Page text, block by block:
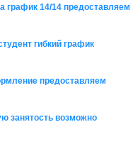
график 14/14 предоставляем
гибкий график
предоставляем
занятость возможно